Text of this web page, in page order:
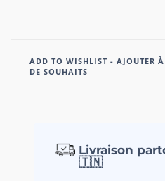
ADD TO WISHLIST - AJOUTER
DE SOUHAITS
Livraison
🇹🇳